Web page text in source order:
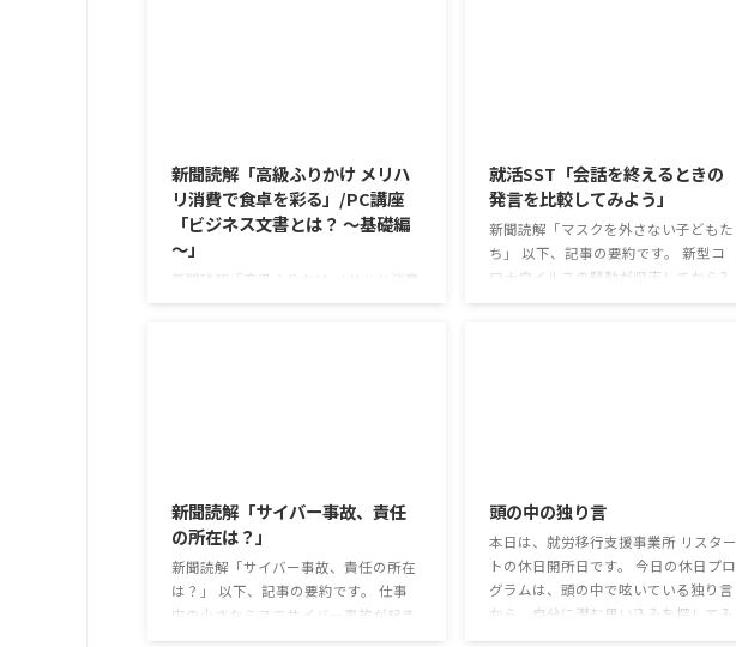
新聞読解「高級ふりかけ メリハ
リ消費で食卓を彩る」/PC講座
「ビジネス文書とは？ ～基礎編
～」
新聞読解「高級ふりかけ メリハリ消費
りかけと変わらず栄養も取れるのでは
ふりかけのように小さな喜びを得て、
精神的なケアをすることも重要 支出を
減らすも ...
就活SST「会話を終えるときの
発言を比較してみよう」
新聞読解「マスクを外さない子どもた
ち」 以下、記事の要約です。 新型コ
ロナウイルスの騒動が収束してから3
も同じなのかも 同居中の高齢者のた
めの感染予防等、ご本人の理由 ...
新聞読解「サイバー事故、責任
の所在は？」
新聞読解「サイバー事故、責任の所在
は？」 以下、記事の要約です。 仕事
中の小さなミスでサイバー事故が起き
頭の中の独り言
本日は、就労移行支援事業所 リスター
トの休日開所日です。 今日の休日プロ
グラムは、頭の中で呟いている独り言
から、自分に潜む思い込みを探してみ